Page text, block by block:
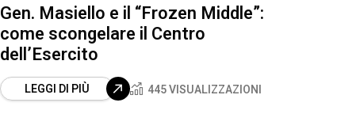
Gen. Masiello e il “Frozen Middle”:
come scongelare il Centro
dell’Esercito
LEGGI DI PIÙ 445 VISUALIZZAZIONI